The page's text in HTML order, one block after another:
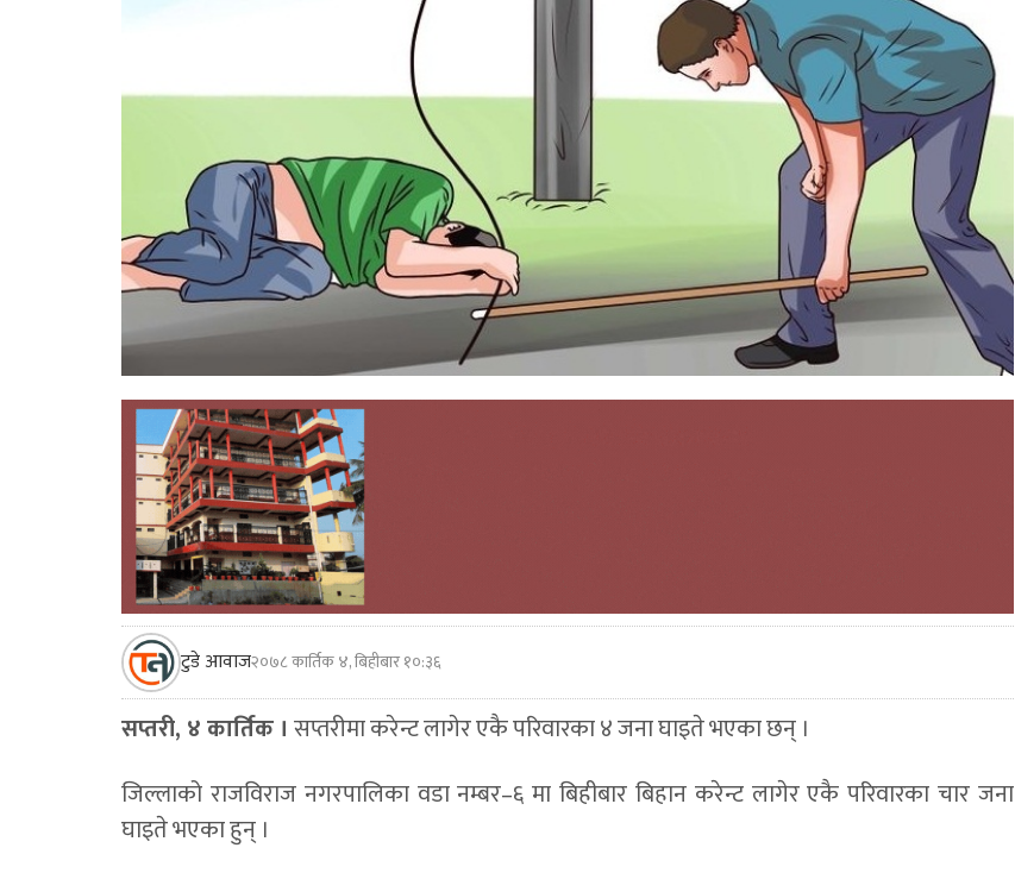
टुडे आवाज२०७८ कार्तिक ४, बिहीबार १०:३६
सप्तरी, ४ कार्तिक । सप्तरीमा करेन्ट लागेर एकै परिवारका ४ जना घाइते भएका छन् ।
जिल्लाको राजविराज नगरपालिका वडा नम्बर–६ मा बिहीबार बिहान करेन्ट लागेर एकै परिवारका चार जना
घाइते भएका हुन् ।